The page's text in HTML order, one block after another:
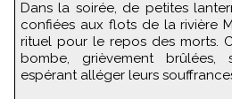
Dans la soirée, de petites
confiées aux flots de la rivière
rituel pour le repos des morts.
bombe, grièvement
espérant alléger leurs